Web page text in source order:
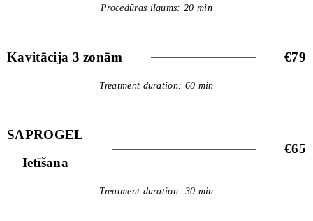
Procedūras ilgums: 20 min
Kavitācija 3 zonām €79
Treatment duration: 60 min
SAPROGEL
Ietīšana
€65
Treatment duration: 30 min